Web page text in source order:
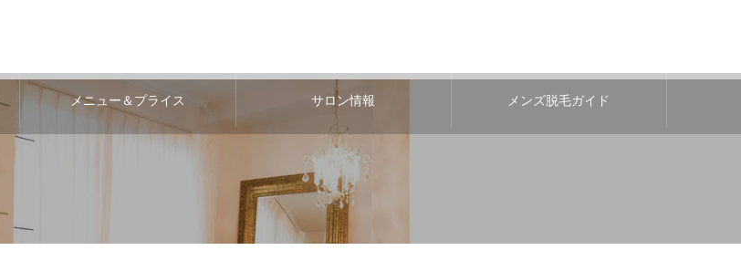
メニュー＆プライス サロン情報 メンズ脱毛ガイド